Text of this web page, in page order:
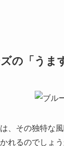
の「う
、その独特な
れるのでしょ